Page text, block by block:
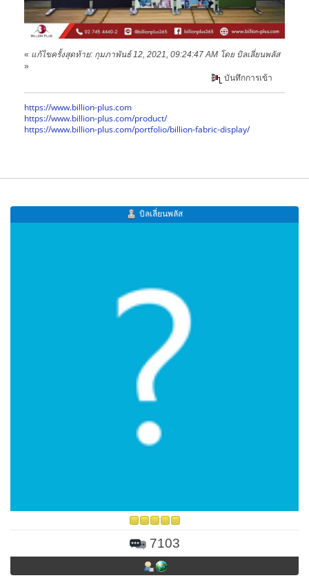
« แก้ไขครั้งสุดท้าย: กุมภาพันธ์ 12, 2021, 09:24:47 AM โดย บิลเลี่ยนพลัส
»
บันทึกการเข้า
https://www.billion-plus.com
https://www.billion-plus.com/product/
https://www.billion-plus.com/portfolio/billion-fabric-display/
บิลเลี่ยนพลัส
7103